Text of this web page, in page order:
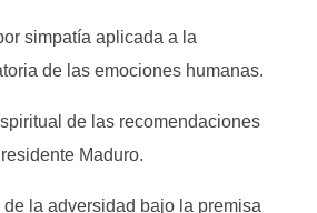
simpatía aplicada a la
de las emociones humanas.
de las recomendaciones
Maduro.
la adversidad bajo la premisa